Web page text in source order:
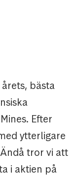
bästa
Efter
ytterligare
tror vi att
i aktien på